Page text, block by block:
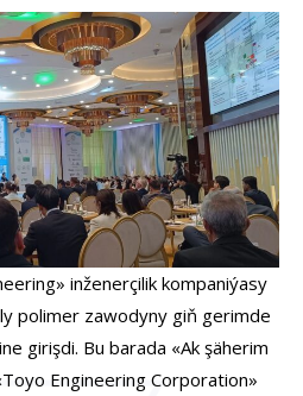
inženerçilik kompaniýasy
polimer zawodyny giň gerimde
girişdi. Bu barada «Ak şäherim
Engineering Corporation»